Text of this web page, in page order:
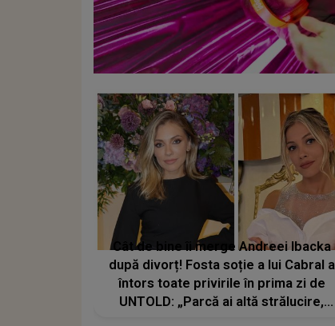
Cât de bine îi merge Andreei Ibacka
după divorț! Fosta soție a lui Cabral a
întors toate privirile în prima zi de
UNTOLD: „Parcă ai altă strălucire,